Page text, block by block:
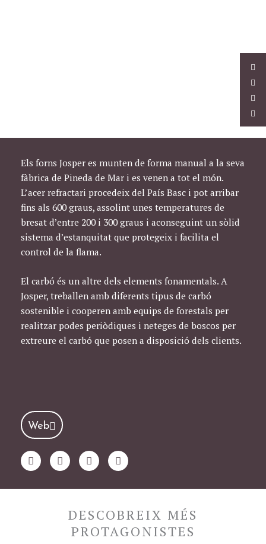
Els forns Josper es munten de forma manual a la seva
fàbrica de Pineda de Mar i es venen a tot el món.
L’acer refractari procedeix del País Basc i pot arribar
fins als 600 graus, assolint unes temperatures de
bresat d’entre 200 i 300 graus i aconseguint un sòlid
sistema d’estanquitat que protegeix i facilita el
control de la flama.
El carbó és un altre dels elements fonamentals. A
Josper, treballen amb diferents tipus de carbó
sostenible i cooperen amb equips de forestals per
realitzar podes periòdiques i neteges de boscos per
extreure el carbó que posen a disposició dels clients.
Web
F
a
c
e
T
w
i
t
I
n
s
t
r
a
m
Y
o
u
t
e
DESCOBREIX MÉS
PROTAGONISTES